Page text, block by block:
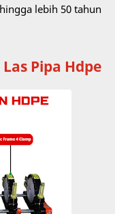
lebih 50 tahun.
Pipa Hdpe